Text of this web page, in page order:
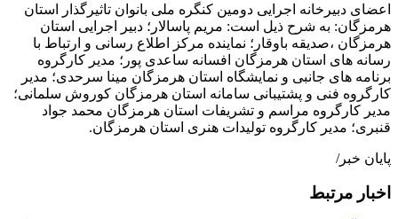
اعضای دبیرخانه اجرایی دومین کنگره ملی بانوان تاثیرگذار استان
هرمزگان: به شرح ذیل است: مریم پاسالار؛ دبیر اجرایی استان
هرمزگان ،صدیقه باوقار؛ نماینده مرکز اطلاع رسانی و ارتباط با
رسانه های استان هرمزگان افسانه ساعدی پور؛ مدیر کارگروه
برنامه های جانبی و نمایشگاه استان هرمزگان مینا سرحدی؛ مدیر
کارگروه فنی و پشتیبانی سامانه استان هرمزگان کوروش سلمانی؛
مدیر کارگروه مراسم و تشریفات استان هرمزگان محمد جواد
قنبری؛ مدیر کارگروه تولیدات هنری استان هرمزگان.
پایان خبر/
اخبار مرتبط